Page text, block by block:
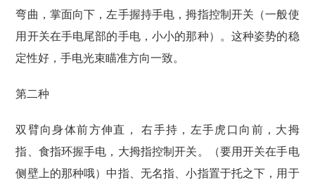
弯曲，掌面向下，左手握持手电，拇指控制开关（一般使
用开关在手电尾部的手电，小小的那种）。这种姿势的稳
定性好，手电光束瞄准方向一致。
第二种
双臂向身体前方伸直， 右手持，左手虎口向前，大拇
指、食指环握手电，大拇指控制开关。（要用开关在手电
侧壁上的那种哦）中指、无名指、小指置于托之下，用于